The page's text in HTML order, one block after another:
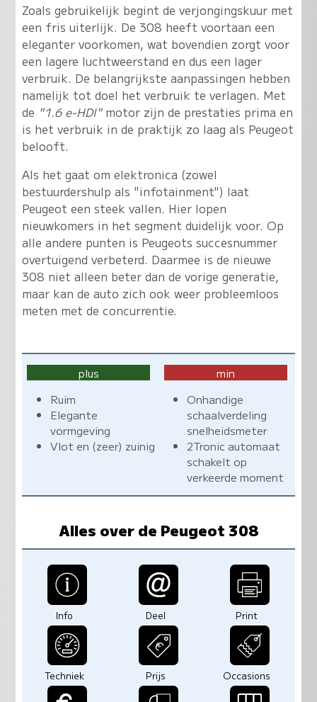
Zoals gebruikelijk begint de verjongingskuur met
een fris uiterlijk. De 308 heeft voortaan een
eleganter voorkomen, wat bovendien zorgt voor
een lagere luchtweerstand en dus een lager
verbruik. De belangrijkste aanpassingen hebben
namelijk tot doel het verbruik te verlagen. Met
de "1.6 e-HDI"motor zijn de prestaties prima en
is het verbruik in de praktijk zo laag als Peugeot
belooft.
Als het gaat om elektronica (zowel
bestuurdershulp als "infotainment") laat
Peugeot een steek vallen. Hier lopen
nieuwkomers in het segment duidelijk voor. Op
alle andere punten is Peugeots succesnummer
overtuigend verbeterd. Daarmee is de nieuwe
308 niet alleen beter dan de vorige generatie,
maar kan de auto zich ook weer probleemloos
meten met de concurrentie.
plus
Ruim
Elegante
vormgeving
Vlot en (zeer) zuinig
min
Onhandige
schaalverdeling
snelheidsmeter
2Tronic automaat
schakelt op
verkeerde moment
Alles over de Peugeot 308
Info Deel Print
Techniek Prijs Occasions